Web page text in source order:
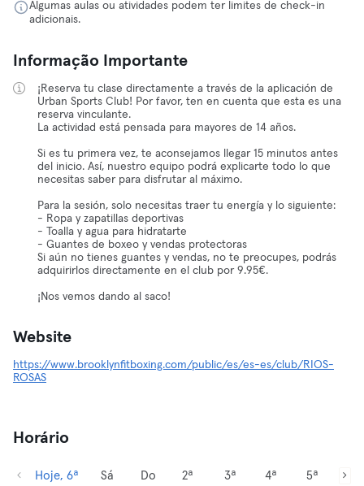
Algumas aulas ou atividades podem ter limites de check-in
adicionais.
Informação Importante
¡Reserva tu clase directamente a través de la aplicación de
Urban Sports Club! Por favor, ten en cuenta que esta es una
reserva vinculante.
La actividad está pensada para mayores de 14 años.
Si es tu primera vez, te aconsejamos llegar 15 minutos antes
del inicio. Así, nuestro equipo podrá explicarte todo lo que
necesitas saber para disfrutar al máximo.
Para la sesión, solo necesitas traer tu energía y lo siguiente:
- Ropa y zapatillas deportivas
- Toalla y agua para hidratarte
- Guantes de boxeo y vendas protectoras
Si aún no tienes guantes y vendas, no te preocupes, podrás
adquirirlos directamente en el club por 9.95€.
¡Nos vemos dando al saco!
Website
https://www.brooklynfitboxing.com/public/es/es-es/club/RIOS-
ROSAS
Horário
Hoje, 6ª
Sá
Do
2ª
3ª
4ª
5ª